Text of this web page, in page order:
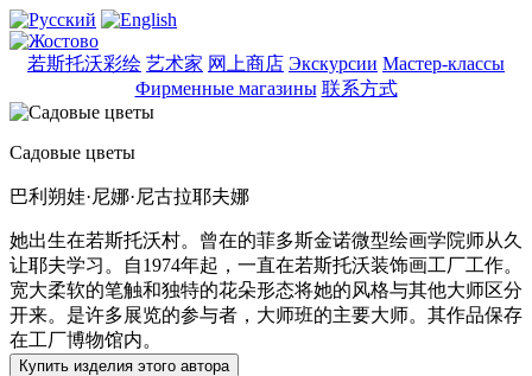
若斯托沃彩绘 艺术家 网上商店 Экскурсии Мастер-классы
Фирменные магазины 联系方式
Садовые цветы
巴利朔娃·尼娜·尼古拉耶夫娜
她出生在若斯托沃村。曾在的菲多斯金诺微型绘画学院师从久
让耶夫学习。自1974年起，一直在若斯托沃装饰画工厂工作。
宽大柔软的笔触和独特的花朵形态将她的风格与其他大师区分
开来。是许多展览的参与者，大师班的主要大师。其作品保存
在工厂博物馆内。
Купить изделия этого автора